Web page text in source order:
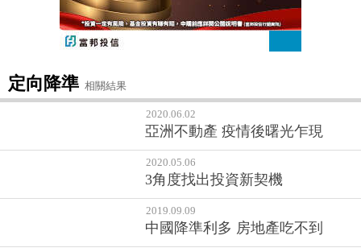
定向降準 相關結果
2020.06.02
亞洲不動產 疫情後曙光乍現
2020.05.06
3角度找出投資新契機
2019.09.09
中國降準利多 房地產吃不到